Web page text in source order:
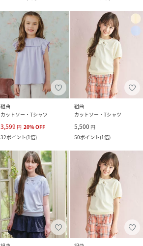
組曲
カットソー・Tシャツ
3,599 円 20%OFF
32ポイント(1倍)
組曲
カットソー・Tシャツ
5,500 円
50ポイント(1倍)